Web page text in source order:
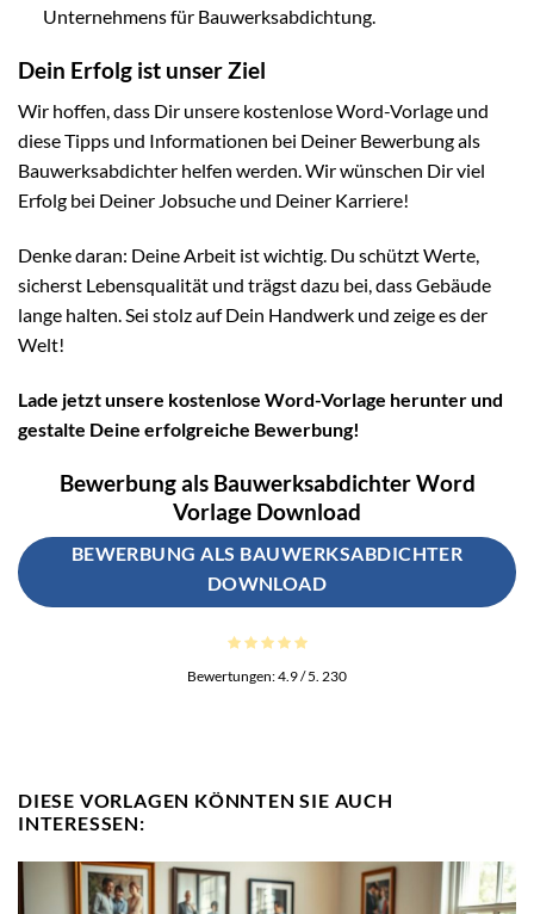
Unternehmens für Bauwerksabdichtung.
Dein Erfolg ist unser Ziel
Wir hoffen, dass Dir unsere kostenlose Word-Vorlage und
diese Tipps und Informationen bei Deiner Bewerbung als
Bauwerksabdichter helfen werden. Wir wünschen Dir viel
Erfolg bei Deiner Jobsuche und Deiner Karriere!
Denke daran: Deine Arbeit ist wichtig. Du schützt Werte,
sicherst Lebensqualität und trägst dazu bei, dass Gebäude
lange halten. Sei stolz auf Dein Handwerk und zeige es der
Welt!
Lade jetzt unsere kostenlose Word-Vorlage herunter und
gestalte Deine erfolgreiche Bewerbung!
Bewerbung als Bauwerksabdichter Word
Vorlage Download
BEWERBUNG ALS BAUWERKSABDICHTER
DOWNLOAD
Bewertungen:4.9/ 5. 230
DIESE VORLAGEN KÖNNTEN SIE AUCH
INTERESSEN: